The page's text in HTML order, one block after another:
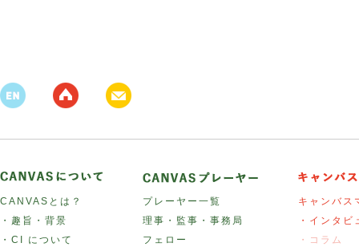
CANVASとは？
・趣旨・背景
・CI について
プレーヤー一覧
理事・監事・事務局
フェロー
キャンバス
・インタビ
・コラム